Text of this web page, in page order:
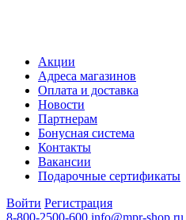
Акции
Адреса магазинов
Оплата и доставка
Новости
Партнерам
Бонусная система
Контакты
Вакансии
Подарочные сертификаты
Войти Регистрация
8-800-2500-600 info@mpr-shop.ru